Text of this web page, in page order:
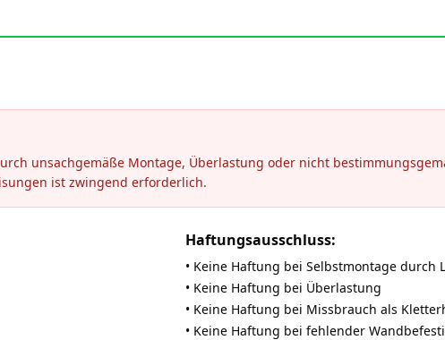
unsachgemäße Montage, Überlastung oder nicht
ist zwingend erforderlich.
Haftungsausschluss:
• Keine Haftung bei Selbstmontage durch
• Keine Haftung bei Überlastung
• Keine Haftung bei Missbrauch als
• Keine Haftung bei fehlender